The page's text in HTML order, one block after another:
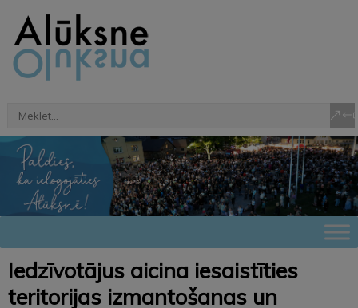
Iedzīvotājus aicina iesaistīties
teritorijas izmantošanas un